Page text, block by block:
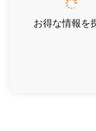
お得な情報を